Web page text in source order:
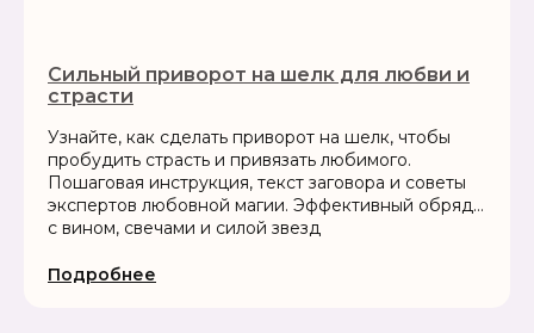
Сильный приворот на шелк для любви и
страсти
Узнайте, как сделать приворот на шелк, чтобы
пробудить страсть и привязать любимого.
Пошаговая инструкция, текст заговора и советы
экспертов любовной магии. Эффективный обряд
с вином, свечами и силой звезд
Подробнее